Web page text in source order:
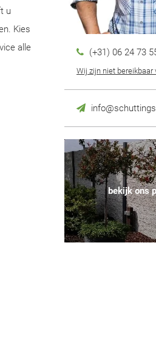
u
Kies
alle
(+31) 06 24 73
Wij zijn niet bereikbaar
bekijk ons